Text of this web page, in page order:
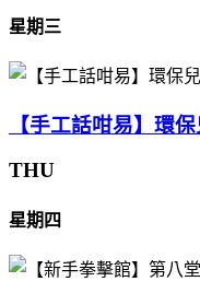
星期三
【手工話咁易】環
THU
星期四